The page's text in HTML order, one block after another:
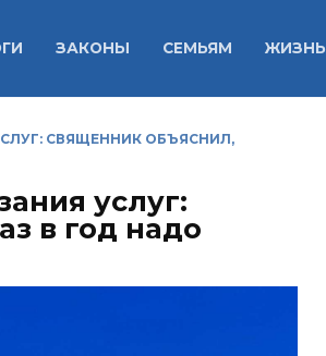
ЗАКОНЫ СЕМЬЯМ ЖИЗНЬ
СВЯЩЕННИК ОБЪЯСНИЛ,
услуг:
в год надо